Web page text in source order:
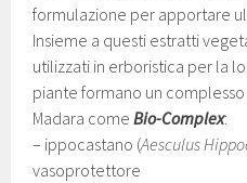
formulazione per apportare
Insieme a questi estratti
utilizzati in erboristica per la
piante formano un
Madara comeBio-Complex:
– ippocastano (Aesculus
vasoprotettore